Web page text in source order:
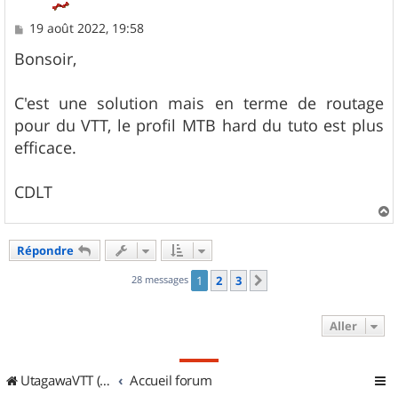
M
s
s
g
e
19 août 2022, 19:58
Bonsoir,
C'est une solution mais en terme de routage
pour du VTT, le profil MTB hard du tuto est plus
efficace.
CDLT
a
Répondre
28 messages 1 2 3
Aller
UtagawaVTT (Randos VTT et VTTAE avec traces GPS) Accueil forum